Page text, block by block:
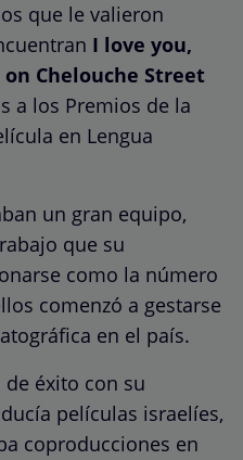
que le valieron
I love you,
on Chelouche Street
a los Premios de la
en Lengua
un gran equipo,
que su
como la número
comenzó a gestarse
en el país.
éxito con su
películas israelíes,
coproducciones en